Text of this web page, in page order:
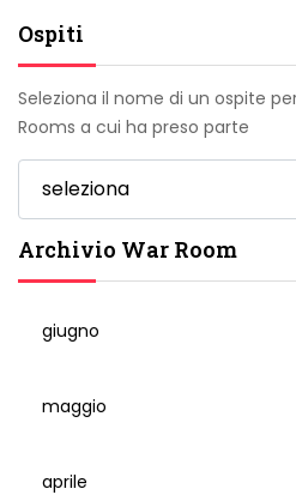
Ospiti
Seleziona il nome di un ospite
Rooms a cui ha preso parte
Archivio War Room
giugno
maggio
aprile